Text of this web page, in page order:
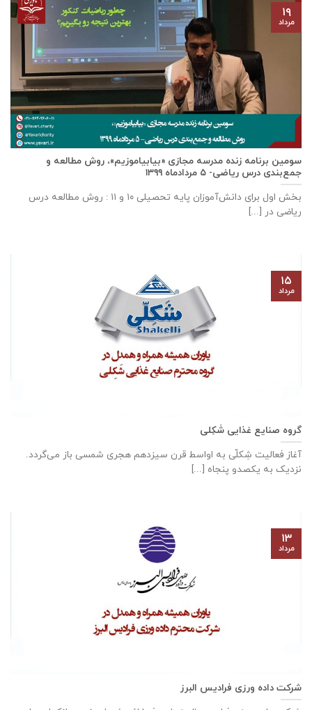
سومین برنامه زنده مدرسه مجازی «بیابیاموزیم»، روش مطالعه و
جمع‌بندی درس ریاضی- ۵ مردادماه ۱۳۹۹
بخش اول برای دانش‌آموزان پایه تحصیلی ۱۰ و ۱۱ : روش مطالعه درس
ریاضی در [...]
۱۹
مرداد
گروه صنایع غذایی شَکِلی
آغاز فعالیت شِکلّی به اواسط قرن سیزدهم هجری شمسی باز می‌گردد.
نزدیک به یکصدو پنجاه [...]
۱۵
مرداد
شرکت داده ورزی فرادیس البرز
۱۳
مرداد